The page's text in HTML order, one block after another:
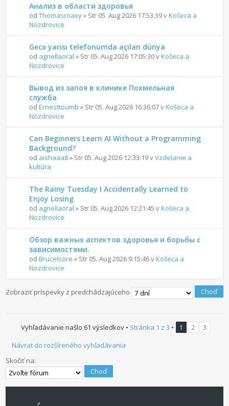
Анализ в области здоровья
odThomasroaxy» Str 05. Aug 2026 17:53:39 vKošeca a
Nozdrovice
Gecə yarısı telefonumda açılan dünya
od agnellaoral » Str 05. Aug 2026 17:05:30 vKošeca a
Nozdrovice
Вывод из запоя в клинике Похмельная
служба
odErnesttoumb » Str 05. Aug 2026 16:36:07 vKošeca a
Nozdrovice
Can Beginners Learn AI Without a Programming
Background?
od aishaaa8» Str 05. Aug 2026 12:33:19 vVzdelanie a
kultúra
The Rainy Tuesday I Accidentally Learned to
Enjoy Losing
od agnellaoral » Str 05. Aug 2026 12:21:45 vKošeca a
Nozdrovice
Обзор важных аспектов здоровья и борьбы с
зависимостями.
odBruceIsore » Str 05. Aug 2026 9:15:46 vKošeca a
Nozdrovice
Ďalší
Zobraziť príspevky z predchádzajúceho
Vyhľadávanie našlo 61 výsledkov • Stránka 1 z 3 • 1 2 3
Návrat do rozšíreného vyhľadávania
Skočiť na: